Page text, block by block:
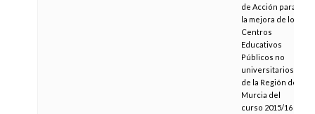
de Acción para
la mejora de los
Centros
Educativos
Públicos no
universitarios
de la Región de
Murcia del
curso 2015/16